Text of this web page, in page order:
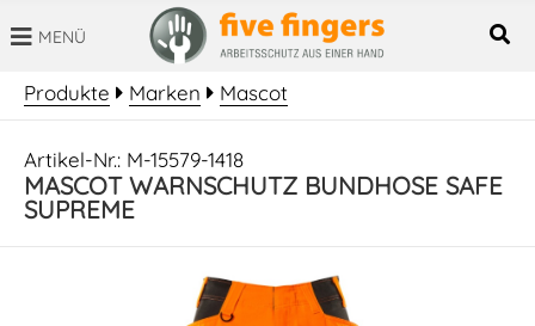
SUCHBEGRIFF
MENÜ
Produkte Marken Mascot
Artikel-Nr.: M-15579-1418
MASCOT WARNSCHUTZ BUNDHOSE SAFE
SUPREME